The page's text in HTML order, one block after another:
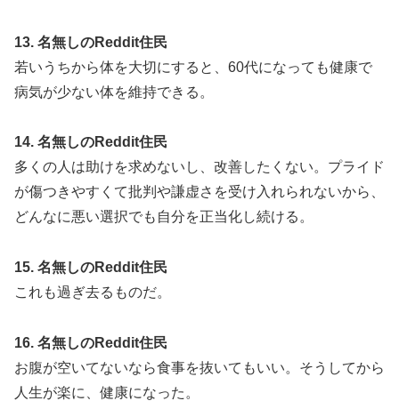
13. 名無しのReddit住民
若いうちから体を大切にすると、60代になっても健康で
病気が少ない体を維持できる。
14. 名無しのReddit住民
多くの人は助けを求めないし、改善したくない。プライド
が傷つきやすくて批判や謙虚さを受け入れられないから、
どんなに悪い選択でも自分を正当化し続ける。
15. 名無しのReddit住民
これも過ぎ去るものだ。
16. 名無しのReddit住民
お腹が空いてないなら食事を抜いてもいい。そうしてから
人生が楽に、健康になった。